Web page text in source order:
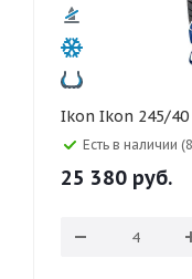
Ikon Ikon
Есть в наличии
25 380 руб.